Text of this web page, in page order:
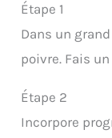
Étape 1
Dans un
poivre. Fais
Étape 2
Incorpore